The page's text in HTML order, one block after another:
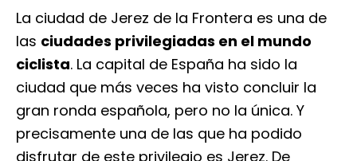
La ciudad de Jerez de la Frontera es una de
las ciudades privilegiadas en el mundo
ciclista. La capital de España ha sido la
ciudad que más veces ha visto concluir la
gran ronda española, pero no la única. Y
precisamente una de las que ha podido
disfrutar de este privilegio es Jerez. De